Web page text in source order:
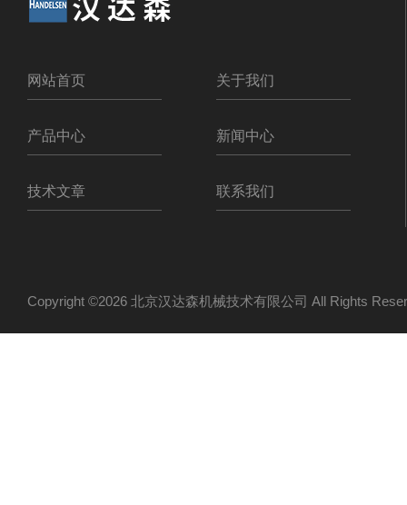
网站首页 关于我们
产品中心 新闻中心
技术文章 联系我们
Copyright ©2026 北京汉达森机械技术有限公司 All Rights